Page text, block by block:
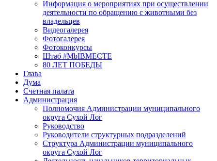
Информация о мероприятиях при осуществлении
деятельности по обращению с животными без
владельцев
Видеогалерея
Фотогалерея
Фотоконкурсы
Штаб #MbIBMECTE
80 ЛЕТ ПОБЕДЫ
Глава
Дума
Счетная палата
Администрация
Полномочия Администрации муниципального
округа Сухой Лог
Руководство
Руководители структурных подразделений
Структура Администрации муниципального
округа Сухой Лог